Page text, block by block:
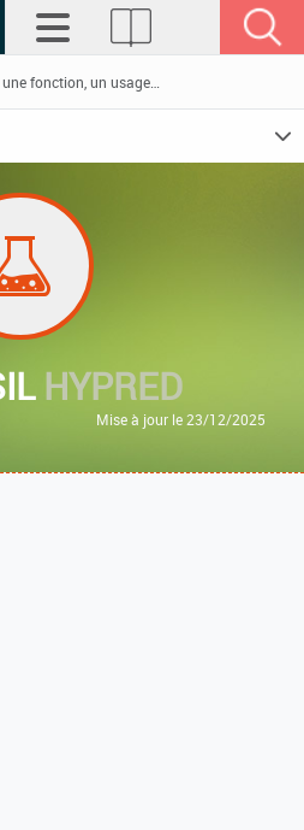
HYPRED
Mise à jour le 23/12/2025